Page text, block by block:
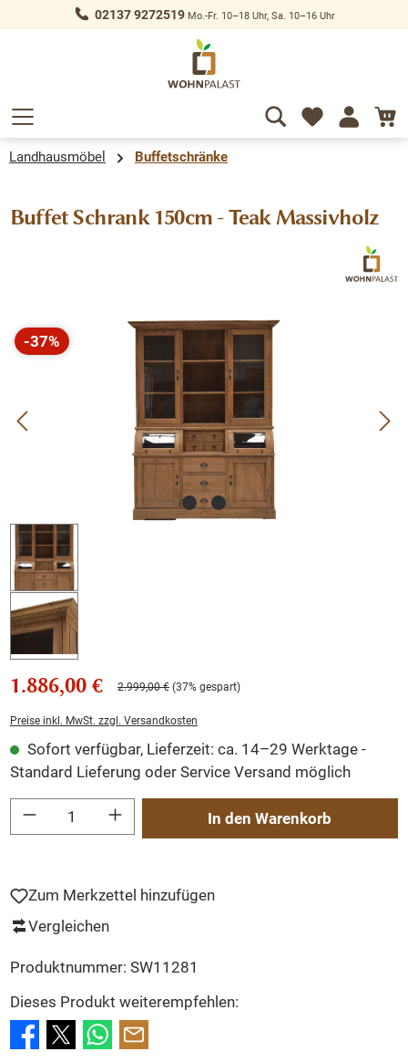
springen 02137 9272519Mo.-Fr. 10–18 Uhr, Sa. 10–16 Uhr
Landhausmöbel Buffetschränke
Buffet Schrank 150cm - Teak Massivholz
Bildergalerie überspringen
-37%
Rabatt
1.886,00 € 2.999,00 € (37% gespart)
Preise inkl. MwSt. zzgl. Versandkosten
Sofort verfügbar, Lieferzeit: ca. 14–29 Werktage -
Standard Lieferung oder Service Versand möglich
Produkt Anzahl: Gib den gewünschten Wert ein oder benutze die Schaltflächen
In den Warenkorb
Zum Merkzettel hinzufügen
Vergleichen
Produktnummer: SW11281
Dieses Produkt weiterempfehlen: